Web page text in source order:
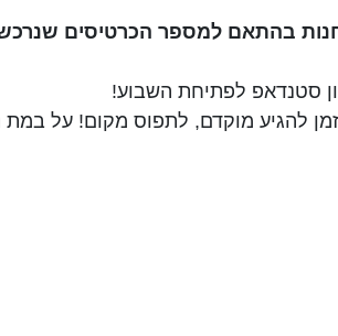
בהתאם למספר הכרטיסים
סטנדאפ לפתיחת השבוע!
להגיע מוקדם, לתפוס מקום! על